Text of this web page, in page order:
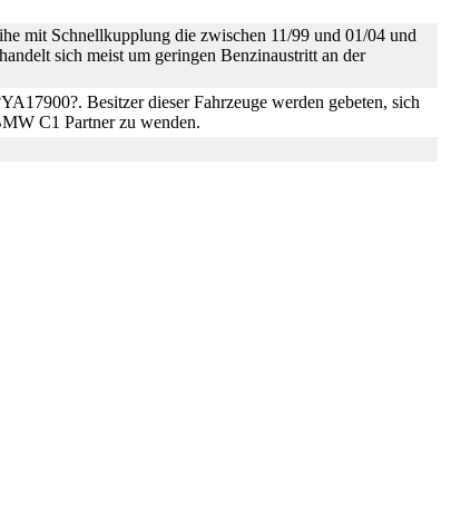
mit Schnellkupplung die zwischen 11/99 und 01/04 und
sich meist um geringen Benzinaustritt an der
Besitzer dieser Fahrzeuge werden gebeten, sich
C1 Partner zu wenden.